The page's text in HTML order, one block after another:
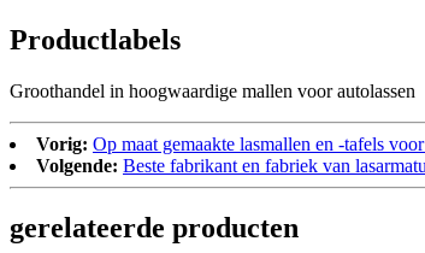
Productlabels
Groothandel in hoogwaardige mallen voor autolassen
Vorig: Op maat gemaakte lasmallen en -tafels
Volgende: Beste fabrikant en fabriek van
gerelateerde producten